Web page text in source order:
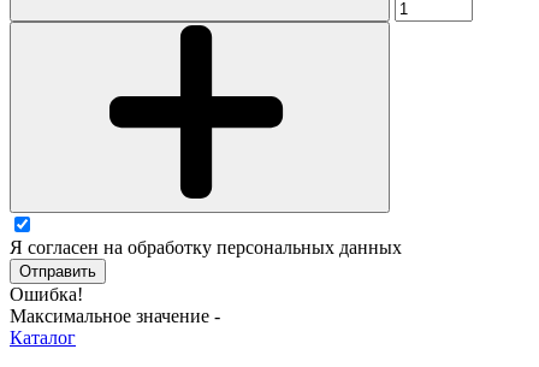
Я согласен на обработку персональных данных
Отправить
Ошибка!
Максимальное значение -
Каталог